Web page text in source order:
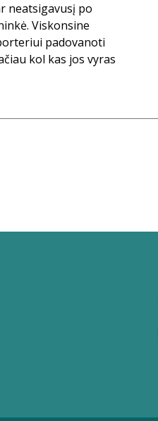
neatsigavusį po
Viskonsine
padovanoti
kol kas jos vyras